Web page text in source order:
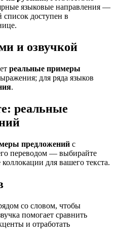
языковые направления —
список доступен в
и озвучкой
реальные примеры
для ряда языков
.
реальные
предложений с
переводом — выбирайте
для вашего текста.
со словом, чтобы
помогает сравнить
и отработать